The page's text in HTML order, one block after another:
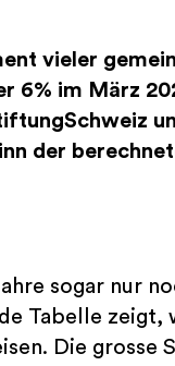
vieler
6% im März
der
sogar nur
Tabelle zeigt,
Die grosse